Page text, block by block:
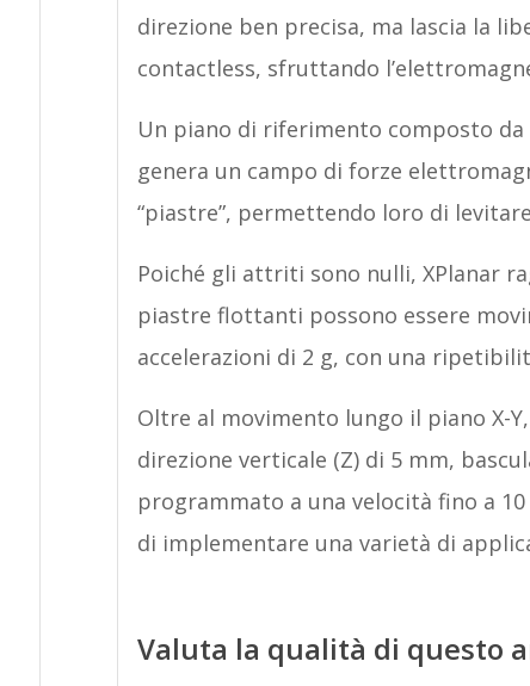
direzione ben precisa, ma lascia la
contactless, sfruttando
Un piano di riferimento composto
genera un campo di forze
“piastre”, permettendo loro di
Poiché gli attriti sono nulli, XPlanar
piastre flottanti possono essere
accelerazioni di 2 g, con una
Oltre al movimento lungo il piano X-
direzione verticale (Z) di 5 mm,
programmato a una velocità fino a
di implementare una varietà di
Valuta la qualità di questo